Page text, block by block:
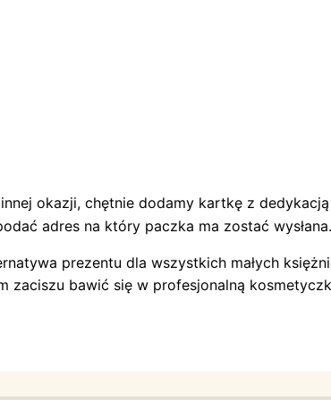
okazji, chętnie dodamy kartkę z
adres na który paczka ma zostać wysłana.
prezentu dla wszystkich małych
zaciszu bawić się w profesjonalną